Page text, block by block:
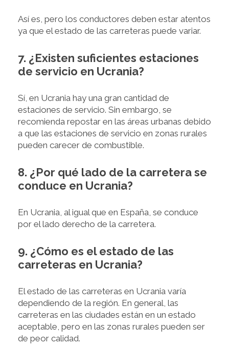
Así es, pero los conductores deben estar atentos
ya que el estado de las carreteras puede variar.
7. ¿Existen suficientes estaciones
de servicio en Ucrania?
Sí, en Ucrania hay una gran cantidad de
estaciones de servicio. Sin embargo, se
recomienda repostar en las áreas urbanas debido
a que las estaciones de servicio en zonas rurales
pueden carecer de combustible.
8. ¿Por qué lado de la carretera se
conduce en Ucrania?
En Ucrania, al igual que en España, se conduce
por el lado derecho de la carretera.
9. ¿Cómo es el estado de las
carreteras en Ucrania?
El estado de las carreteras en Ucrania varía
dependiendo de la región. En general, las
carreteras en las ciudades están en un estado
aceptable, pero en las zonas rurales pueden ser
de peor calidad.